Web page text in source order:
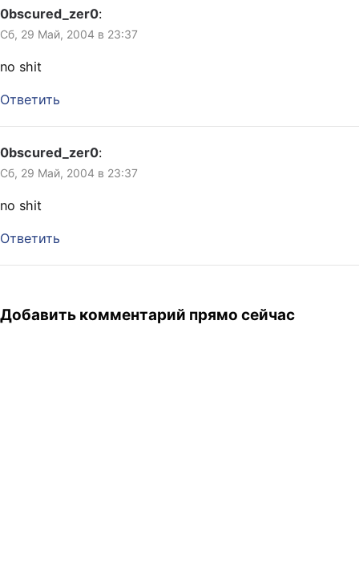
0bscured_zer0:
Сб, 29 Май, 2004 в 23:37
no shit
Ответить
0bscured_zer0:
Сб, 29 Май, 2004 в 23:37
no shit
Ответить
Добавить комментарий прямо сейчас